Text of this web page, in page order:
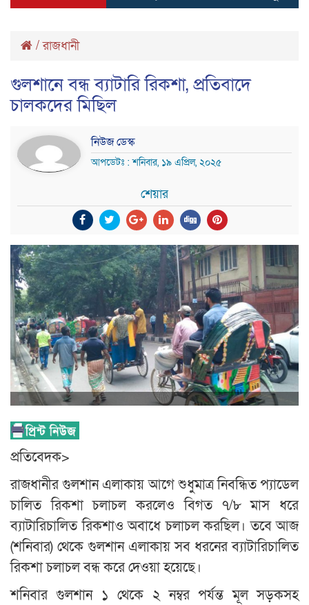
/রাজধানী
গুলশানে বন্ধ ব্যাটারি রিকশা, প্রতিবাদে
চালকদের মিছিল
নিউজ ডেস্ক
আপডেটঃ : শনিবার, ১৯ এপ্রিল, ২০২৫
শেয়ার
প্রতিবেদক>
রাজধানীর গুলশান এলাকায় আগে শুধুমাত্র নিবন্ধিত প্যাডেল
চালিত রিকশা চলাচল করলেও বিগত ৭/৮ মাস ধরে
ব্যাটারিচালিত রিকশাও অবাধে চলাচল করছিল। তবে আজ
(শনিবার) থেকে গুলশান এলাকায় সব ধরনের ব্যাটারিচালিত
রিকশা চলাচল বন্ধ করে দেওয়া হয়েছে।
শনিবার গুলশান ১ থেকে ২ নম্বর পর্যন্ত মূল সড়কসহ